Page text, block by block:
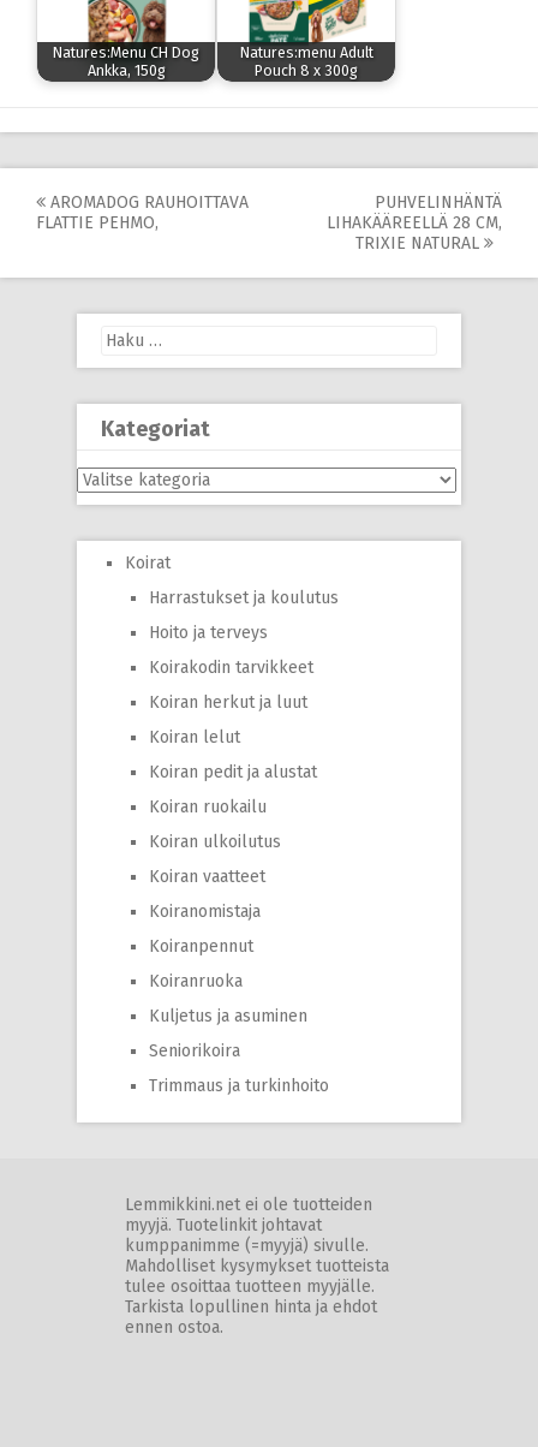
Natures:Menu CH Dog
Ankka, 150g
Natures:menu Adult
Pouch 8 x 300g
Post
navigation
AROMADOG RAUHOITTAVA
FLATTIE PEHMO,
PUHVELINHÄNTÄ
LIHAKÄÄREELLÄ 28 CM,
TRIXIE NATURAL
Haku:
Kategoriat
Kategoriat
Koirat
Harrastukset ja koulutus
Hoito ja terveys
Koirakodin tarvikkeet
Koiran herkut ja luut
Koiran lelut
Koiran pedit ja alustat
Koiran ruokailu
Koiran ulkoilutus
Koiran vaatteet
Koiranomistaja
Koiranpennut
Koiranruoka
Kuljetus ja asuminen
Seniorikoira
Trimmaus ja turkinhoito
Lemmikkini.net ei ole tuotteiden
myyjä. Tuotelinkit johtavat
kumppanimme (=myyjä) sivulle.
Mahdolliset kysymykset tuotteista
tulee osoittaa tuotteen myyjälle.
Tarkista lopullinen hinta ja ehdot
ennen ostoa.